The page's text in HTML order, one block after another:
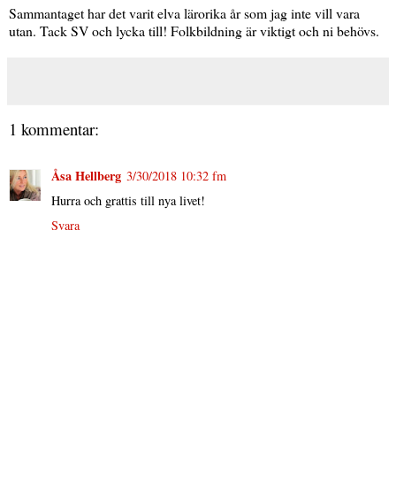
Sammantaget har det varit elva lärorika år som jag inte vill vara
utan. Tack SV och lycka till! Folkbildning är viktigt och ni behövs.
1 kommentar:
Åsa Hellberg 3/30/2018 10:32 fm
Hurra och grattis till nya livet!
Svara